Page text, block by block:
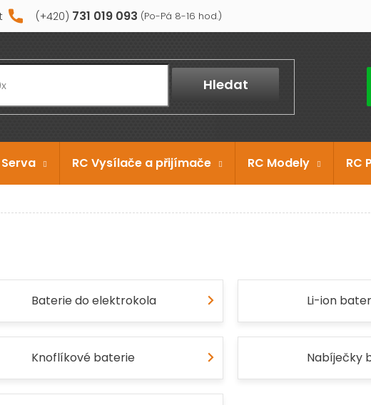
731 019 093
Hledat
Serva RC Vysílače a přijímače RC Modely RC
Baterie do elektrokola Li-ion
Knoflíkové baterie Nabíječky